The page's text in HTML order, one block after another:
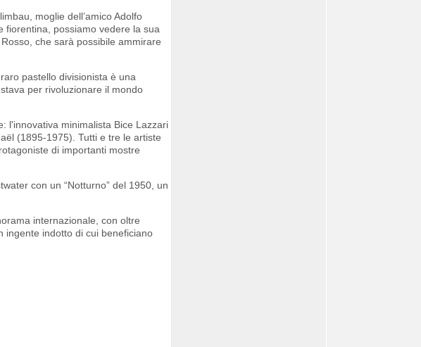
moglie dell’amico Adolfo
fiorentina, possiamo vedere la sua
che sarà possibile ammirare
pastello divisionista è una
per rivoluzionare il mondo
l'innovativa minimalista Bice Lazzari
(1895-1975). Tutti e tre le artiste
di importanti mostre
con un “Notturno” del 1950, un
internazionale, con oltre
ingente indotto di cui beneficiano